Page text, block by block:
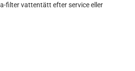
filter vattentätt efter service eller